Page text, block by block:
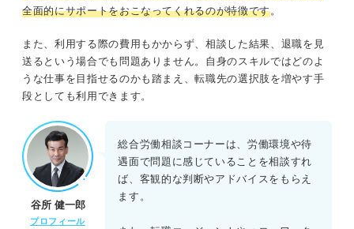
全面的にサポートをおこなってくれるのが特徴です。
また、利用する際の費用もかからず、相談した結果、退職を見
送るという場合でも問題ありません。自身のスキルではどのよ
うな仕事を目指せるのかも踏まえ、転職先の選択肢を増やす手
段としても利用できます。
谷所 健一郎
プロフィール
総合労働相談コーナーは、労働環境や待
遇面で問題に感じていることを相談すれ
ば、客観的な判断やアドバイスをもらえ
ます。